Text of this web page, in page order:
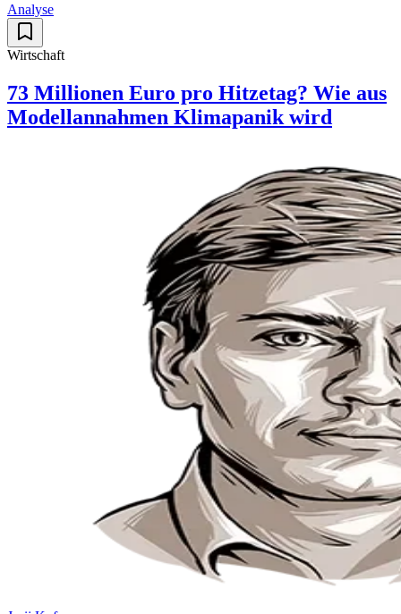
Analyse
Wirtschaft
73 Millionen Euro pro Hitzetag? Wie aus
Modellannahmen Klimapanik wird